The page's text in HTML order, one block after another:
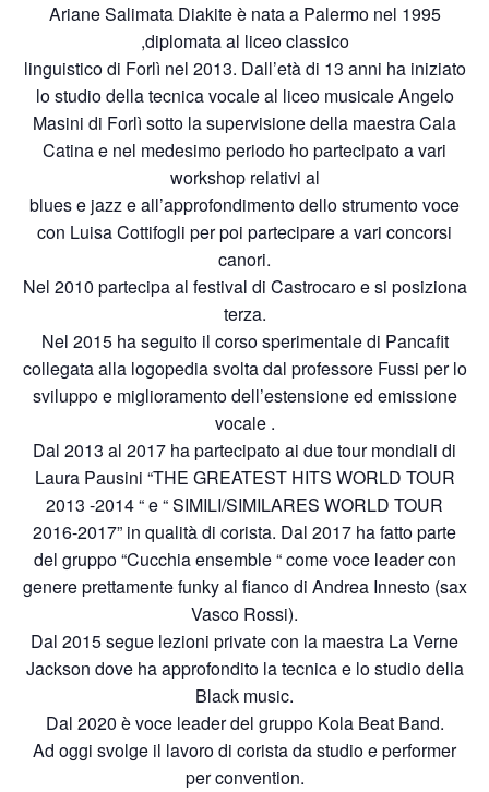
Ariane Salimata Diakite è nata a Palermo nel 1995
,diplomata al liceo classico
linguistico di Forlì nel 2013. Dall’età di 13 anni ha iniziato
lo studio della tecnica vocale al liceo musicale Angelo
Masini di Forlì sotto la supervisione della maestra Cala
Catina e nel medesimo periodo ho partecipato a vari
workshop relativi al
blues e jazz e all’approfondimento dello strumento voce
con Luisa Cottifogli per poi partecipare a vari concorsi
canori.
Nel 2010 partecipa al festival di Castrocaro e si posiziona
terza.
Nel 2015 ha seguito il corso sperimentale di Pancafit
collegata alla logopedia svolta dal professore Fussi per lo
sviluppo e miglioramento dell’estensione ed emissione
vocale .
Dal 2013 al 2017 ha partecipato ai due tour mondiali di
Laura Pausini “THE GREATEST HITS WORLD TOUR
2013 -2014 “ e “ SIMILI/SIMILARES WORLD TOUR
2016-2017” in qualità di corista. Dal 2017 ha fatto parte
del gruppo “Cucchia ensemble “ come voce leader con
genere prettamente funky al fianco di Andrea Innesto (sax
Vasco Rossi).
Dal 2015 segue lezioni private con la maestra La Verne
Jackson dove ha approfondito la tecnica e lo studio della
Black music.
Dal 2020 è voce leader del gruppo Kola Beat Band.
Ad oggi svolge il lavoro di corista da studio e performer
per convention.